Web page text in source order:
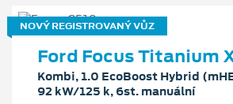
NOVÝ REGISTROVANÝ VŮZ
Ford Focus Titanium
Kombi, 1.0 EcoBoost Hybrid
92 kW/125 k, 6st. manuální